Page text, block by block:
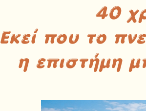
40
Εκεί που το
η επιστήμη